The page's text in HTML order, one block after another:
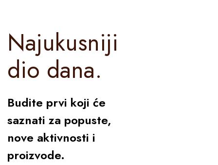
Najukusniji
dio dana.
Budite prvi koji će
saznati za popuste,
nove aktivnosti i
proizvode.